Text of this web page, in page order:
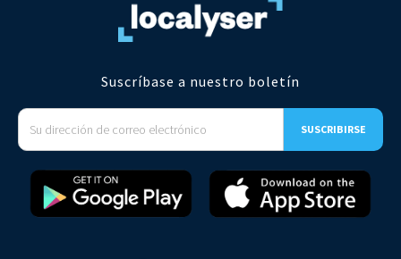
Suscríbase a nuestro boletín